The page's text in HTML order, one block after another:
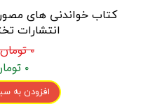
کتاب خواندنی های
انتشارات
۰ تومان
۰ تومان
افزودن به